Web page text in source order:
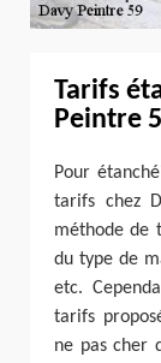
Tarifs
Peintre
Pour
tarifs chez
méthode de
du type de
etc.
tarifs
ne pas cher